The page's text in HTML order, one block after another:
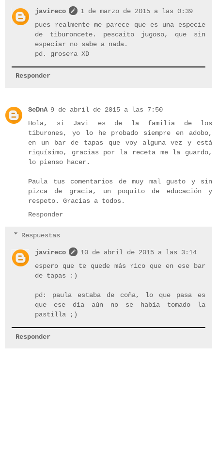
javireco
1 de marzo de 2015 a las 0:39
pues realmente me parece que es una especie
de tiburoncete. pescaito jugoso, que sin
especiar no sabe a nada.
pd. grosera XD
Responder
SeDnA 9 de abril de 2015 a las 7:50
Hola, si Javi es de la familia de los
tiburones, yo lo he probado siempre en adobo,
en un bar de tapas que voy alguna vez y está
riquísimo, gracias por la receta me la guardo,
lo pienso hacer.
Paula tus comentarios de muy mal gusto y sin
pizca de gracia, un poquito de educación y
respeto. Gracias a todos.
Responder
Respuestas
javireco
10 de abril de 2015 a las 3:14
espero que te quede más rico que en ese bar
de tapas :)
pd: paula estaba de coña, lo que pasa es
que ese día aún no se había tomado la
pastilla ;)
Responder